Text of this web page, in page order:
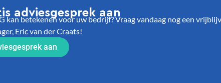
adviesgesprek aan
kan betekenen voor uw bedrijf? Vraag vandaag nog een
Eric van der Craats!
aan